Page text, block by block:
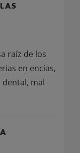
raíz de los
en encías,
mal